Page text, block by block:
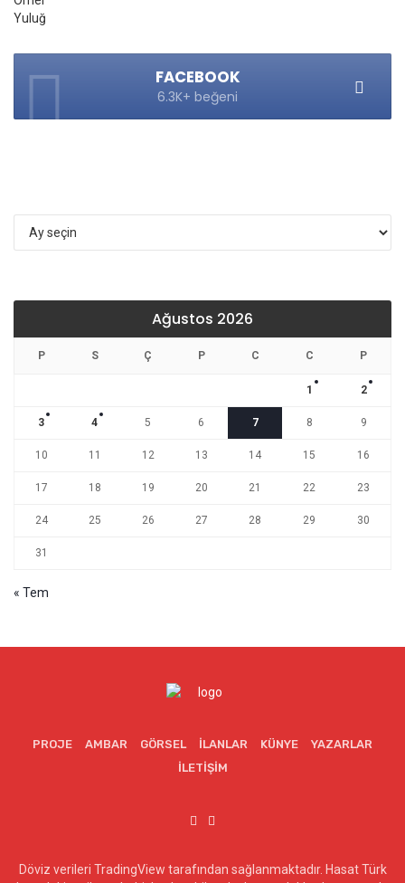
FACEBOOK
6.3K+ beğeni
Arşivler
Ağustos 2026
P S Ç P C C P
1 2
3 4 5 6 7 8 9
10 11 12 13 14 15 16
17 18 19 20 21 22 23
24 25 26 27 28 29 30
31
« Tem
PROJE AMBAR GÖRSEL İLANLAR KÜNYE
YAZARLAR
İLETIŞIM
Döviz verileri TradingView tarafından sağlanmaktadır. Hasat Türk